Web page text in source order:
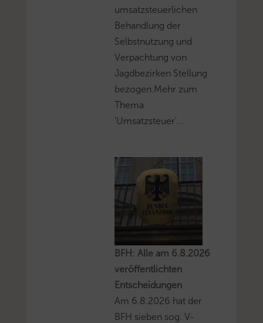
umsatzsteuerlichen
Behandlung der
Selbstnutzung und
Verpachtung von
Jagdbezirken Stellung
bezogen.Mehr zum
Thema
'Umsatzsteuer'...
BFH: Alle am 6.8.2026
veröffentlichten
Entscheidungen
Am 6.8.2026 hat der
BFH sieben sog. V-